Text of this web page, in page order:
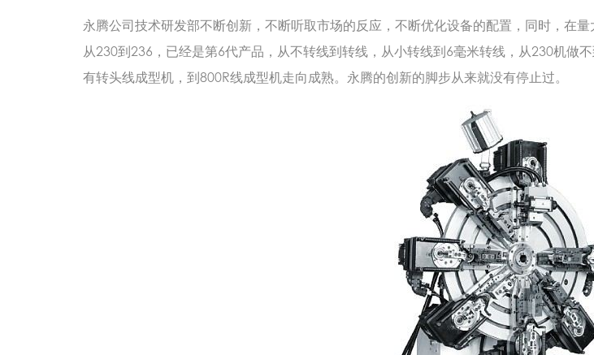
永腾公司技术研发部不断创新，不断听取市场的反应，不断优化设备的配置，同时，在
从230到236，已经是第6代产品，从不转线到转线，从小转线到6毫米转线，从230机
有转头线成型机，到800R线成型机走向成熟。永腾的创新的脚步从来就没有停止过。